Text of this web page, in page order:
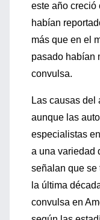
este año creció
habían
más que en el
pasado habían
convulsa.
Las causas del
aunque las
especialistas
a una variedad
señalan que se
la última
convulsa en